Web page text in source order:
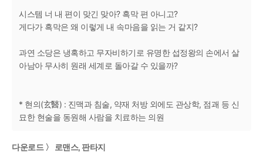
시스템 너 내 편이 맞긴 맞아? 흑막 편 아니고?
게다가 흑막은 왜 이렇게 내 속마음을 읽는 거 같지?
과연 소당은 냉혹하고 무자비하기로 유명한 섭정왕의 손에서 살
아남아 무사히 원래 세계로 돌아갈 수 있을까?
* 현의(玄醫) : 진맥과 침술, 약재 처방 외에도 관상학, 점괘 등 신
묘한 현술을 동원해 사람을 치료하는 의원
다운로드 〉 로맨스, 판타지